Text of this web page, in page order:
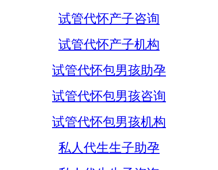
试管代怀产子咨询
试管代怀产子机构
试管代怀包男孩助孕
试管代怀包男孩咨询
试管代怀包男孩机构
私人代生生子助孕